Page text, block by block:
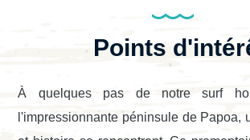
Points
À quelques pas de notre surf
l'impressionnante péninsule de Papoa,